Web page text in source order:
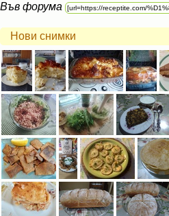
Във форума
Нови снимки